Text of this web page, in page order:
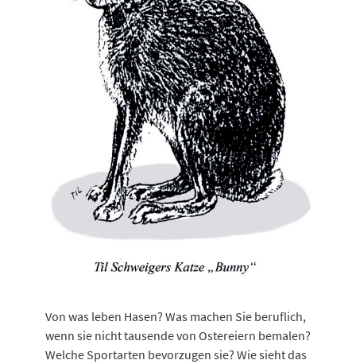
Von was leben Hasen? Was machen Sie beruflich,
wenn sie nicht tausende von Ostereiern bemalen?
Welche Sportarten bevorzugen sie? Wie sieht das